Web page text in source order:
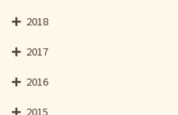
2018
2017
2016
2015